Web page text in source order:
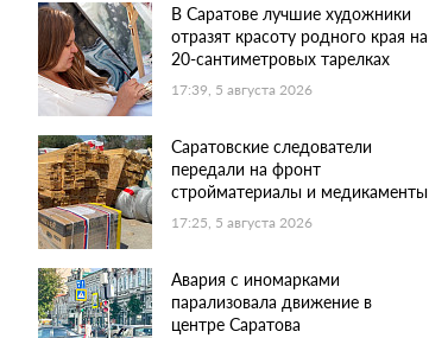
В Саратове лучшие художники
отразят красоту родного края на
20-сантиметровых тарелках
17:39, 5 августа 2026
Саратовские следователи
передали на фронт
стройматериалы и медикаменты
17:25, 5 августа 2026
Авария с иномарками
парализовала движение в
центре Саратова